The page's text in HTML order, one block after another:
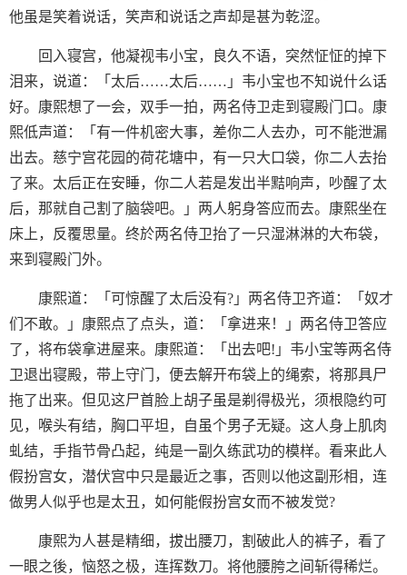
他虽是笑着说话，笑声和说话之声却是甚为乾涩。
回入寝宫，他凝视韦小宝，良久不语，突然怔怔的掉下
泪来，说道：「太后……太后……」韦小宝也不知说什么话
好。康熙想了一会，双手一拍，两名侍卫走到寝殿门口。康
熙低声道：「有一件机密大事，差你二人去办，可不能泄漏
出去。慈宁宫花园的荷花塘中，有一只大口袋，你二人去抬
了来。太后正在安睡，你二人若是发出半黠响声，吵醒了太
后，那就自己割了脑袋吧。」两人躬身答应而去。康熙坐在
床上，反覆思量。终於两名侍卫抬了一只湿淋淋的大布袋，
来到寝殿门外。
康熙道：「可惊醒了太后没有?」两名侍卫齐道：「奴才
们不敢。」康熙点了点头，道：「拿进来！」两名侍卫答应
了，将布袋拿进屋来。康熙道：「出去吧!」韦小宝等两名侍
卫退出寝殿，带上守门，便去解开布袋上的绳索，将那具尸
拖了出来。但见这尸首脸上胡子虽是剃得极光，须根隐约可
见，喉头有结，胸口平坦，自虽个男子无疑。这人身上肌肉
虬结，手指节骨凸起，纯是一副久练武功的模样。看来此人
假扮宫女，潜伏宫中只是最近之事，否则以他这副形相，连
做男人似乎也是太丑，如何能假扮宫女而不被发觉?
康熙为人甚是精细，拔出腰刀，割破此人的裤子，看了
一眼之後，恼怒之极，连挥数刀。将他腰胯之间斩得稀烂。